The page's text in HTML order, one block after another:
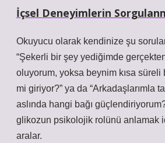
İçsel Deneyimlerin
Okuyucu olarak kendinize şu
“Şekerli bir şey yediğimde
oluyorum, yoksa beynim kısa
mi giriyor?” ya da “Arkadaşlarımla
aslında hangi bağı
glikozun psikolojik rolünü anlamak
aralar.